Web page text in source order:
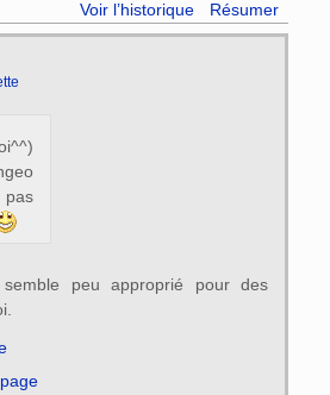
Voir l’historique Résumer
peu approprié pour des